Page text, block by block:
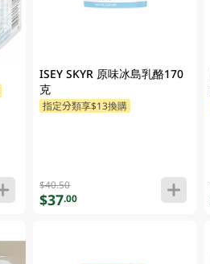
ISEY SKYR 原味冰島乳酪170
克
指定分類享$13換購
$40.50
$37.00